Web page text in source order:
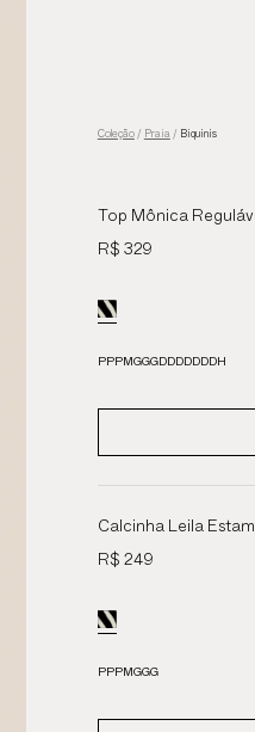
Coleção/ Praia/ Biquinis
Top Mônica
R$ 329
PPPMGGGDDDDDDDH
Calcinha Leila
R$ 249
PPPMGGG